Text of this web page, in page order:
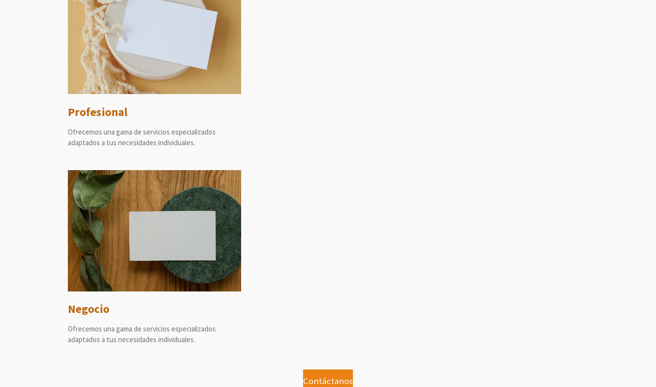
Profesional
Ofrecemos una gama de servicios especializados
adaptados a tus necesidades individuales.
Negocio
Ofrecemos una gama de servicios especializados
adaptados a tus necesidades individuales.
Contáctanos